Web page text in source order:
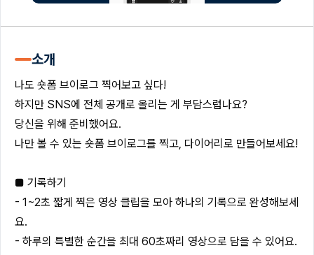
소개
나도 숏폼 브이로그 찍어보고 싶다!
하지만 SNS에 전체 공개로 올리는 게 부담스럽나요?
당신을 위해 준비했어요.
나만 볼 수 있는 숏폼 브이로그를 찍고, 다이어리로 만들어보세요!
■ 기록하기
- 1~2초 짧게 찍은 영상 클립을 모아 하나의 기록으로 완성해보세
요.
- 하루의 특별한 순간을 최대 60초짜리 영상으로 담을 수 있어요.